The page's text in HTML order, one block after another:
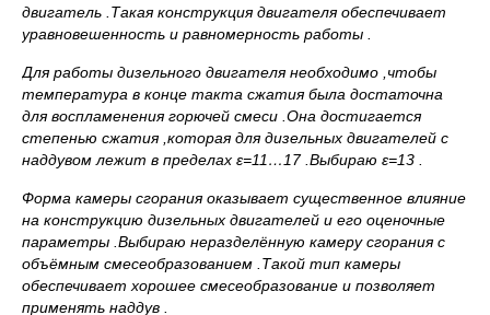
двигатель .Такая конструкция двигателя обеспечивает
уравновешенность и равномерность работы .
Для работы дизельного двигателя необходимо ,чтобы
температура в конце такта сжатия была достаточна
для воспламенения горючей смеси .Она достигается
степенью сжатия ,которая для дизельных двигателей с
наддувом лежит в пределах ε=11…17 .Выбираю ε=13 .
Форма камеры сгорания оказывает существенное влияние
на конструкцию дизельных двигателей и его оценочные
параметры .Выбираю неразделённую камеру сгорания с
объёмным смесеобразованием .Такой тип камеры
обеспечивает хорошее смесеобразование и позволяет
применять наддув .